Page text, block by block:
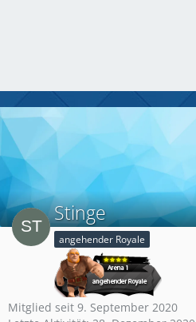
Stinge
angehender Royale
Mitglied seit 9. September 2020